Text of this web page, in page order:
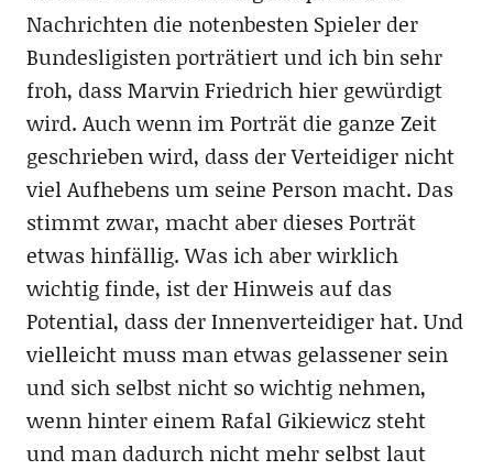
Nachrichten die notenbesten Spieler der
Bundesligisten porträtiert und ich bin sehr
froh, dass Marvin Friedrich hier gewürdigt
wird. Auch wenn im Porträt die ganze Zeit
geschrieben wird, dass der Verteidiger nicht
viel Aufhebens um seine Person macht. Das
stimmt zwar, macht aber dieses Porträt
etwas hinfällig. Was ich aber wirklich
wichtig finde, ist der Hinweis auf das
Potential, dass der Innenverteidiger hat. Und
vielleicht muss man etwas gelassener sein
und sich selbst nicht so wichtig nehmen,
wenn hinter einem Rafal Gikiewicz steht
und man dadurch nicht mehr selbst laut